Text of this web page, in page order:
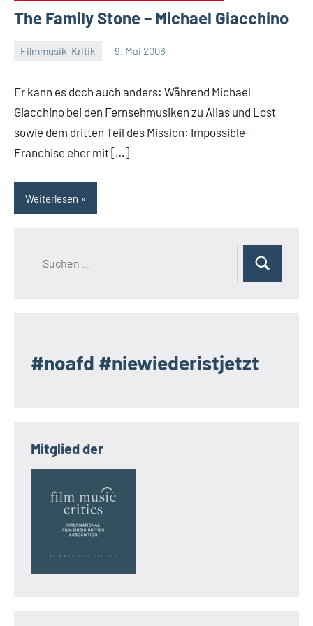
The Family Stone – Michael Giacchino
Filmmusik-Kritik 9. Mai 2006
Er kann es doch auch anders: Während Michael
Giacchino bei den Fernsehmusiken zu Alias und Lost
sowie dem dritten Teil des Mission: Impossible-
Franchise eher mit […]
Weiterlesen
Suchen
#noafd #niewiederistjetzt
Mitglied der